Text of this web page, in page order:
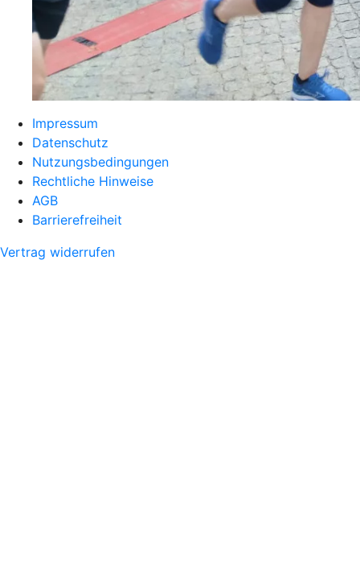
Impressum
Datenschutz
Nutzungsbedingungen
Rechtliche Hinweise
AGB
Barrierefreiheit
Vertrag widerrufen